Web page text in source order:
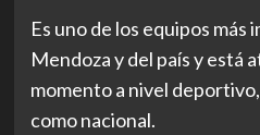
Es uno de los equipos más
Mendoza y del país y está
momento a nivel
como nacional.